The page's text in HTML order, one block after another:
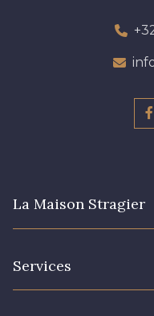
La Maison Stragier
Services